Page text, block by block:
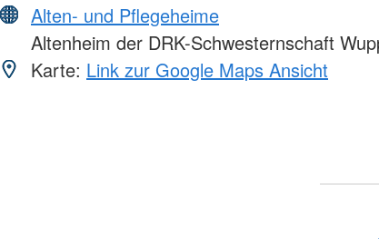
Alten- und Pflegeheime
Altenheim der DRK-Schwesternschaft
Karte: Link zur Google Maps Ansicht